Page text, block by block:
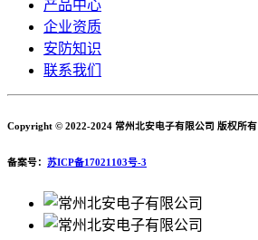
产品中心
企业资质
安防知识
联系我们
Copyright © 2022-2024 常州北安电子有限公司 版权所有
备案号： 苏ICP备17021103号-3